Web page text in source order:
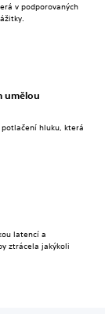
v podporovaných
umělou
hluku, která
latencí a
ztrácela jakýkoli